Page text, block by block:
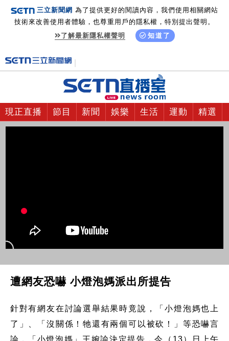
三立新聞網 為了提供更好的閱讀內容，我們使用相關網站
技術來改善使用者體驗，也尊重用戶的隱私權，特別提出聲明。
了解最新隱私權聲明
知道了
現正直播 節目 新聞 娛樂 生活 運動 精選
遭網友恐嚇 小燈泡媽派出所提告
針對有網友在討論選舉結果時竟說，「小燈泡媽也上
了」、「沒關係！牠還有兩個可以被砍！」等恐嚇言
論，「小燈泡媽」王婉諭決定提告，今（13）日上午